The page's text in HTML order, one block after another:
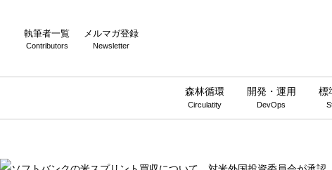
執筆者一覧
Contributors
メルマガ登録
Newsletter
森林循環
Circulatity
開発・運用
DevOps
標
Warning: Undefined array key 0 in /home/wwnstyle/wirelesswire.jp/